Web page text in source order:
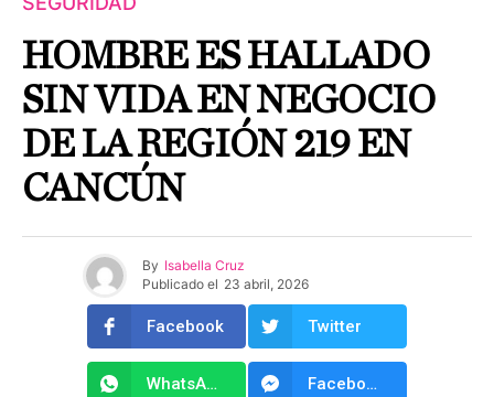
HOMBRE ES HALLADO
SIN VIDA EN NEGOCIO
DE LA REGIÓN 219 EN
CANCÚN
By Isabella Cruz
Publicado el 23 abril, 2026
Facebook Twitter
WhatsApp Facebook Messenger